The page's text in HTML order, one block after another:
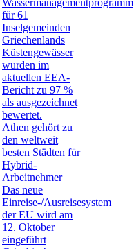
Wassermanagementprogramm
für 61
Inselgemeinden
Griechenlands
Küstengewässer
wurden im
aktuellen EEA-
Bericht zu 97 %
als ausgezeichnet
bewertet.
Athen gehört zu
den weltweit
besten Städten für
Hybrid-
Arbeitnehmer
Das neue
Einreise-/Ausreisesystem
der EU wird am
12. Oktober
eingeführt